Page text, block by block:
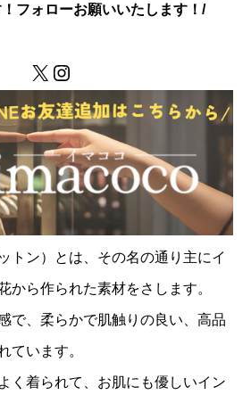
フォローお願いいたします！/
X Instagram
トン）とは、その名の通り主にイ
から作られた素材をさします。
で、柔らかで肌触りの良い、高品
ています。
く着られて、お肌にも優しいイン